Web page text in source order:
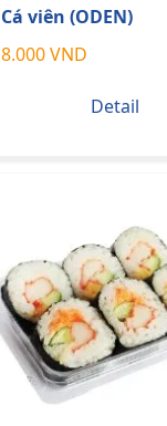
Cá viên (ODEN)
8.000 VND
Detail